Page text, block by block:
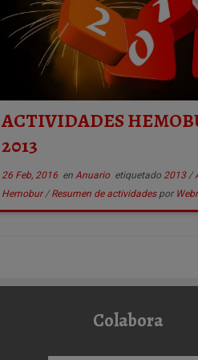
ACTIVIDADES
2013
26 Feb, 2016en Anuario etiquetado 2013/
Hemobur/Resumen de actividades por
Colabora